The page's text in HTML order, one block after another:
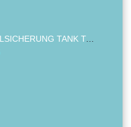
DIEBSTAHLSICHERUNG TANK TANKDECKEL DIESELTANK KRAFTSTOFFTANKDECKEL VERRIEGELUNG PASSEND FÜR LKW PKW TRAKTOREN BAGGER 80MM